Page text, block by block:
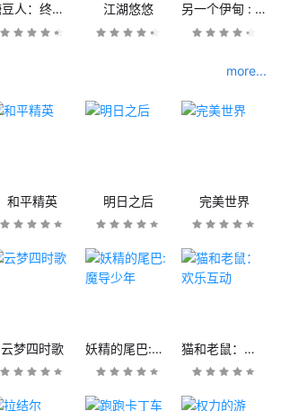
糖豆人：终极淘汰赛 江湖悠悠 另一个伊甸 : 超越时空的猫
more...
和平精英 明日之后 完美世界
云梦四时歌 妖精的尾巴:魔导少年 猫和老鼠：欢乐互动